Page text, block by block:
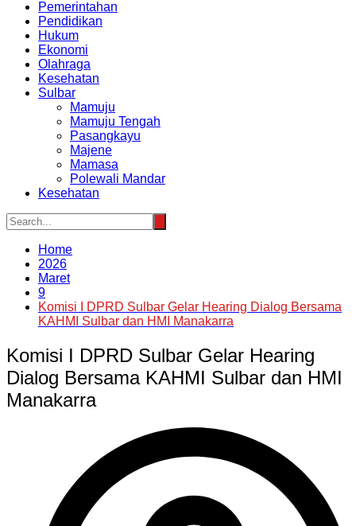
Pemerintahan
Pendidikan
Hukum
Ekonomi
Olahraga
Kesehatan
Sulbar
Mamuju
Mamuju Tengah
Pasangkayu
Majene
Mamasa
Polewali Mandar
Kesehatan
Home
2026
Maret
9
Komisi I DPRD Sulbar Gelar Hearing Dialog Bersama
KAHMI Sulbar dan HMI Manakarra
Komisi I DPRD Sulbar Gelar Hearing
Dialog Bersama KAHMI Sulbar dan HMI
Manakarra